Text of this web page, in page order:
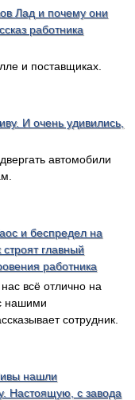
Лад и почему они
работника
и поставщиках.
И очень удивились,
автомобили
и беспредел на
главный
работника
всё отлично на
нашими
сотрудник.
нашли
Настоящую, с завода